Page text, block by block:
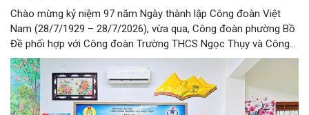
Chào mừng kỷ niệm 97 năm Ngày thành lập Công đoàn Việt
Nam (28/7/1929 – 28/7/2026), vừa qua, Công đoàn phường Bồ
Đề phối hợp với Công đoàn Trường THCS Ngọc Thụy và Công
đoàn Trường Tiểu học Ái Mộ B tổ chức Lễ ra mắt Mô hình
“Không gian văn hóa công đoàn”.